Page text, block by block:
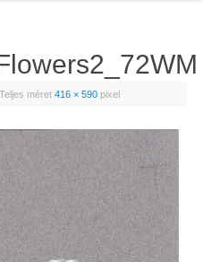
Teljes méret 416 × 590pixel